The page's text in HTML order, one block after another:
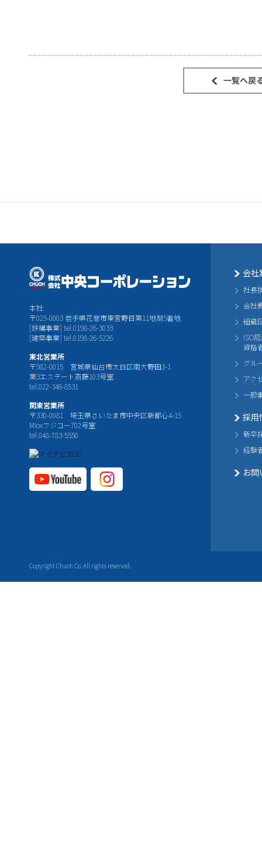
本社
〒025-0003 岩手県花巻市東宮野目第11地割5番地
[鉄構事業] tel.0198-26-3033
[建築事業] tel.0198-26-5226
東北営業所
〒982-0015 宮城県仙台市太白区南大野田3-1
第3エステート斎藤103号室
tel.022-346-8531
関東営業所
〒330-0081 埼玉県さいたま市中央区新都心4-15
Mioxフジコー702号室
tel.048-783-5550
Copyright Chuoh Co. All rights reserved.
会社
社長
会社
組織
ISO
資格
グル
アク
一般
採用
新卒
経験
お